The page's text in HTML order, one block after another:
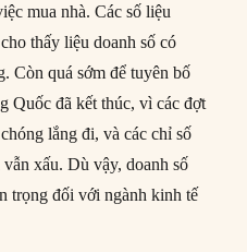
mua nhà. Các số liệu
thấy liệu doanh số có
Còn quá sớm để tuyên bố
Quốc đã kết thúc, vì các đợt
lắng đi, và các chỉ số
xấu. Dù vậy, doanh số
trọng đối với ngành kinh tế